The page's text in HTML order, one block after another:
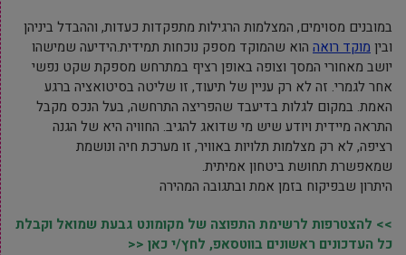
במובנים מסוימים, המצלמות הרגילות מתפקדות כעדות, וההבדל ביניהן
ובין מוקד רואה הוא שהמוקד מספק נוכחות תמידית.הידיעה שמישהו
יושב מאחורי המסך וצופה באופן רציף במתרחש מספקת שקט נפשי
אחר לגמרי. זה לא רק עניין של תיעוד, זו שליטה בסיטואציה ברגע
האמת. במקום לגלות בדיעבד שהפריצה התרחשה, בעל הנכס מקבל
התראה מיידית ויודע שיש מי שדואג להגיב. החוויה היא של הגנה
רציפה, לא רק מצלמות תלויות באוויר, זו מערכת חיה ונושמת
שמאפשרת תחושת ביטחון אמיתית.
היתרון שבפיקוח בזמן אמת ובתגובה המהירה
>> להצטרפות לרשימת התפוצה של מקומונט גבעת שמואל וקבלת
כל העדכונים ראשונים בווטסאפ, לחץ/י כאן <<